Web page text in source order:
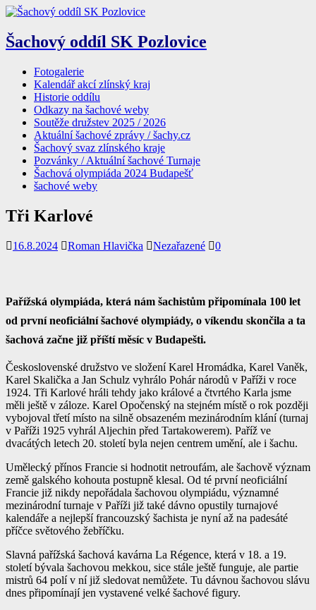
Šachový oddíl SK Pozlovice
Fotogalerie
Kalendář akcí zlínský kraj
Historie oddílu
Odkazy na šachové weby
Soutěže družstev 2025 / 2026
Aktuální šachové zprávy / šachy.cz
Šachový svaz zlínského kraje
Pozvánky / Aktuální šachové Turnaje
Šachová olympiáda 2024 Budapešť
šachové weby
Tři Karlové
16.8.2024 Roman Hlavička Nezařazené 0
Pařížská olympiáda, která nám šachistům připomínala 100 let
od první neoficiální šachové olympiády, o víkendu skončila a ta
šachová začne již příští měsíc v Budapešti.
Československé družstvo ve složení Karel Hromádka, Karel Vaněk,
Karel Skalička a Jan Schulz vyhrálo Pohár národů v Paříži v roce
1924. Tři Karlové hráli tehdy jako králové a čtvrtého Karla jsme
měli ještě v záloze. Karel Opočenský na stejném místě o rok později
vybojoval třetí místo na silně obsazeném mezinárodním klání (turnaj
v Paříži 1925 vyhrál Aljechin před Tartakowerem). Paříž ve
dvacátých letech 20. století byla nejen centrem umění, ale i šachu.
Umělecký přínos Francie si hodnotit netroufám, ale šachově význam
země galského kohouta postupně klesal. Od té první neoficiální
Francie již nikdy nepořádala šachovou olympiádu, významné
mezinárodní turnaje v Paříži již také dávno opustily turnajové
kalendáře a nejlepší francouzský šachista je nyní až na padesáté
příčce světového žebříčku.
Slavná pařížská šachová kavárna La Régence, která v 18. a 19.
století bývala šachovou mekkou, sice stále ještě funguje, ale partie
mistrů 64 polí v ní již sledovat nemůžete. Tu dávnou šachovou slávu
dnes připomínají jen vystavené velké šachové figury.